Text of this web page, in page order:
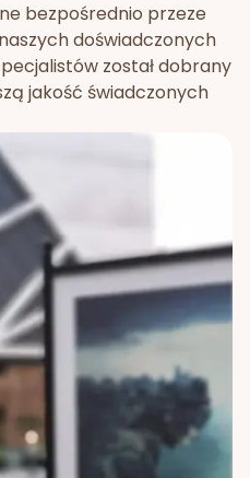
bezpośrednio przeze
doświadczonych
został dobrany
jakość świadczonych